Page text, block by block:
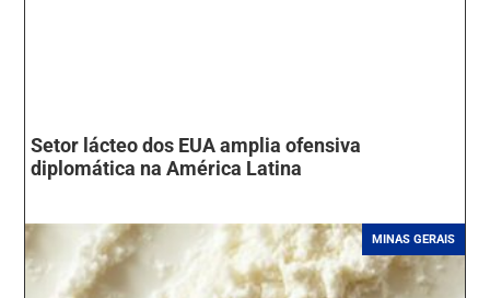
Setor lácteo dos EUA amplia ofensiva
diplomática na América Latina
MINAS GERAIS